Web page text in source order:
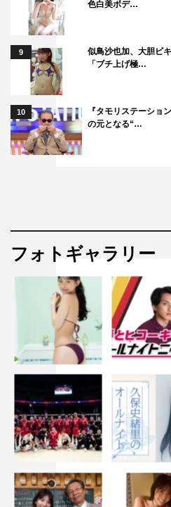
色白美ボデ…
9
似鳥沙也加、大胆ビ
「ブチ上げ極…
10
『タモリステーシ
の元となる“…
フォトギャラリー